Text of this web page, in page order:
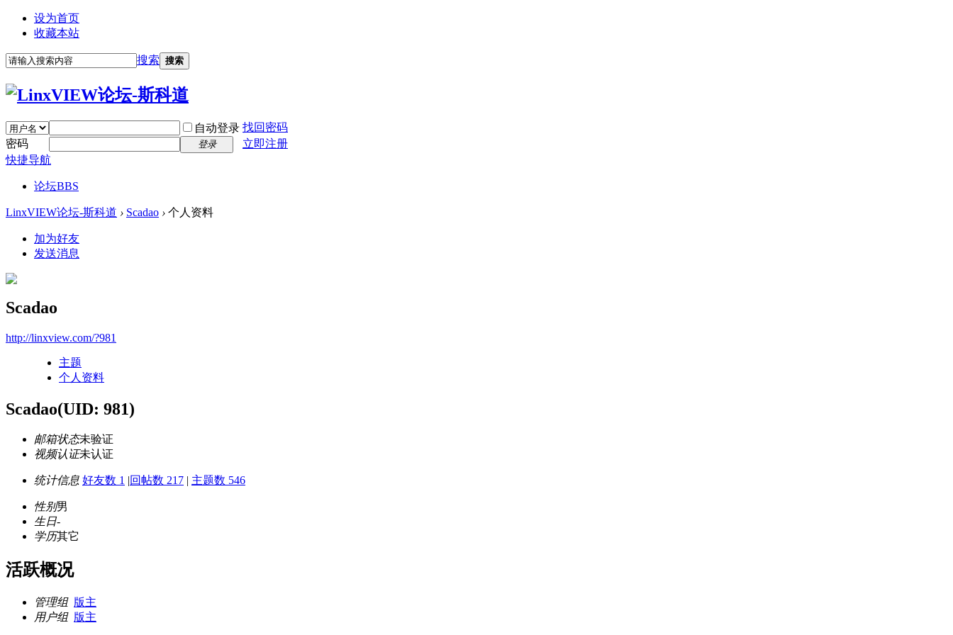
设为首页
收藏本站
搜索 搜索
自动登录 找回密码
密码
登录
立即注册
快捷导航
论坛BBS
LinxVIEW论坛-斯科道 › Scadao › 个人资料
加为好友
发送消息
Scadao
http://linxview.com/?981
主题
个人资料
Scadao(UID: 981)
邮箱状态未验证
视频认证未认证
统计信息 好友数 1 |回帖数 217 | 主题数 546
性别男
生日-
学历其它
活跃概况
管理组 版主
用户组 版主